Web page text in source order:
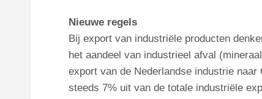
Nieuwe regels
Bij export van industriële producten
het aandeel van industrieel afval
export van de Nederlandse industrie
steeds 7% uit van de totale industriële